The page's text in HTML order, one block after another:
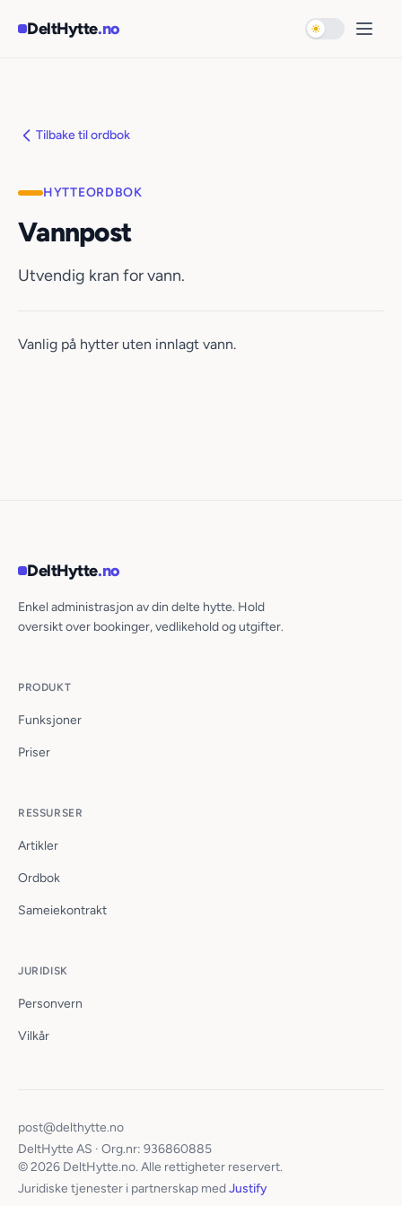
DeltHytte.no Bytt til mørk
Åpne
Tilbake til ordbok
HYTTEORDBOK
Vannpost
Utvendig kran for vann.
Vanlig på hytter uten innlagt vann.
DeltHytte.no
Enkel administrasjon av din delte hytte. Hold
oversikt over bookinger, vedlikehold og utgifter.
PRODUKT
Funksjoner
Priser
RESSURSER
Artikler
Ordbok
Sameiekontrakt
JURIDISK
Personvern
Vilkår
post@delthytte.no
DeltHytte AS · Org.nr: 936860885
© 2026 DeltHytte.no. Alle rettigheter reservert.
Juridiske tjenester i partnerskap medJustify